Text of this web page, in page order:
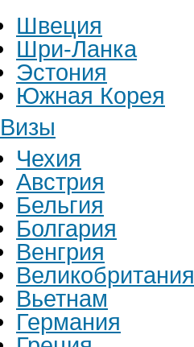
Швеция
Шри-Ланка
Эстония
Южная Корея
Визы
Чехия
Австрия
Бельгия
Болгария
Венгрия
Великобритания
Вьетнам
Германия